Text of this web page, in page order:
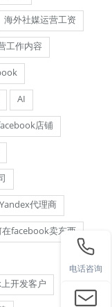
海外社媒运营工资
工作内容
AI
店铺
Yandex代理商
在facebook卖东西
开发客户
电话咨询